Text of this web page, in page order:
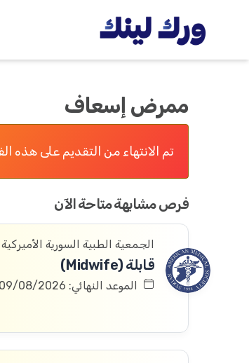
ممرض إسعاف
تم الانتهاء من التقديم على هذه
فرص مشابهة متاحة الآن
الجمعية الطبية السورية الأميركية
قابلة (Midwife)
الموعد النهائي: 09/08/2026